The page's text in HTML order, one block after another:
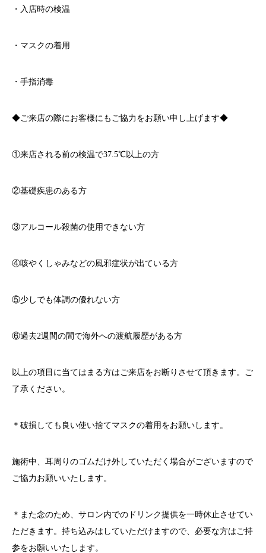
・入店時の検温
・マスクの着用
・手指消毒
◆ご来店の際にお客様にもご協力をお願い申し上げます◆
①来店される前の検温で37.5℃以上の方
②基礎疾患のある方
③アルコール殺菌の使用できない方
④咳やくしゃみなどの風邪症状が出ている方
⑤少しでも体調の優れない方
⑥過去2週間の間で海外への渡航履歴がある方
以上の項目に当てはまる方はご来店をお断りさせて頂きます。ご
了承ください。
＊破損しても良い使い捨てマスクの着用をお願いします。
施術中、耳周りのゴムだけ外していただく場合がございますので
ご協力お願いいたします。
＊また念のため、サロン内でのドリンク提供を一時休止させてい
ただきます。持ち込みはしていただけますので、必要な方はご持
参をお願いいたします。